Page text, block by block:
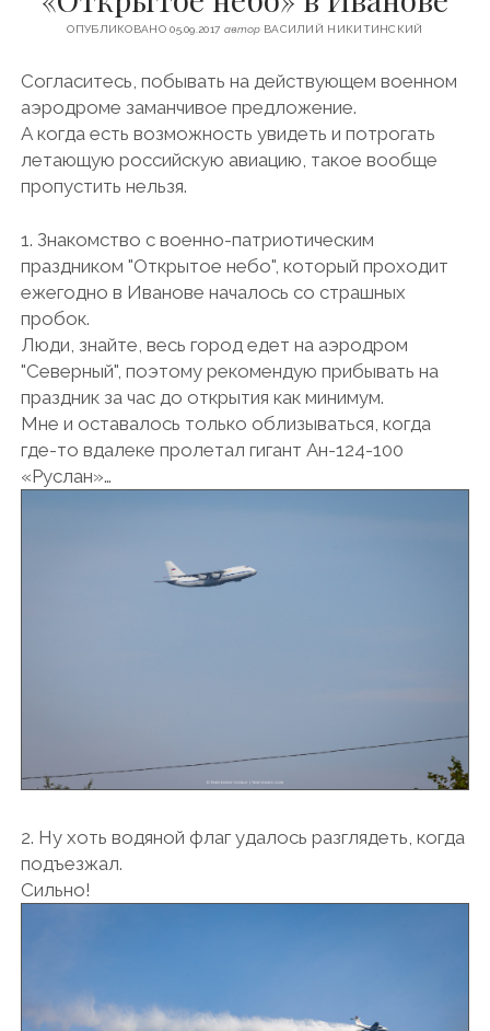
u
t
b
e
-
r
l
e
r
a
m
ОПУБЛИКОВАНО 05.09.2017 авторВАСИЛИЙ НИКИТИНСКИЙ
Согласитесь, побывать на действующем военном
аэродроме заманчивое предложение.
А когда есть возможность увидеть и потрогать
летающую российскую авиацию, такое вообще
пропустить нельзя.
1. Знакомство с военно-патриотическим
праздником "Открытое небо", который проходит
ежегодно в Иванове началось со страшных
пробок.
Люди, знайте, весь город едет на аэродром
"Северный", поэтому рекомендую прибывать на
праздник за час до открытия как минимум.
Мне и оставалось только облизываться, когда
где-то вдалеке пролетал гигант Ан-124-100
«Руслан»…
2. Ну хоть водяной флаг удалось разглядеть, когда
подъезжал.
Сильно!